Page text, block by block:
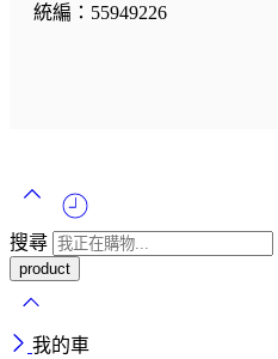
統編：55949226
搜尋
我的車